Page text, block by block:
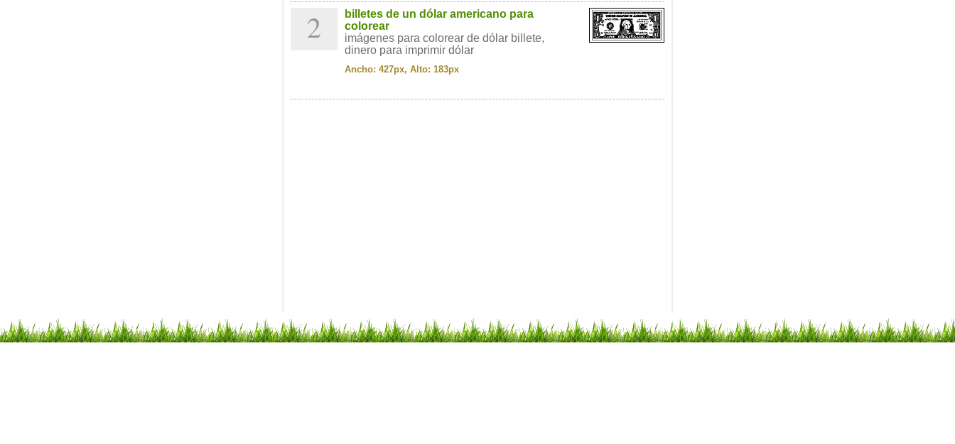
2
billetes de un dólar americano para
colorear
imágenes para colorear de dólar billete,
dinero para imprimir dólar
Ancho: 427px, Alto: 183px